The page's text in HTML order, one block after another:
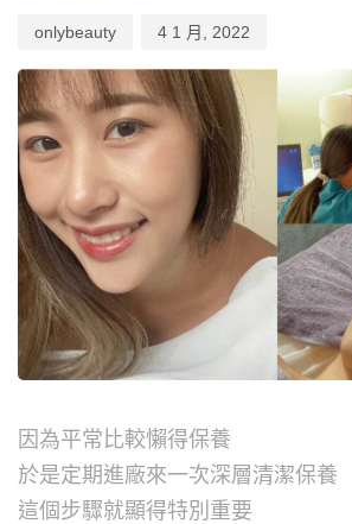
onlybeauty 4 1 月, 2022
因為平常比較懶得保養
於是定期進廠來一次深層清潔保養
這個步驟就顯得特別重要